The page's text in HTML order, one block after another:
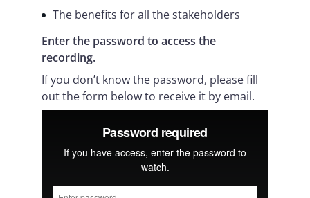
The benefits for all the stakeholders
Enter the password to access the
recording.
If you don’t know the password, please fill
out the form below to receive it by email.